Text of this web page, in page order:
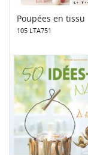
Poupées en tissu
105 LTA751